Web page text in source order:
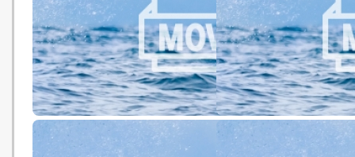
夢魘 中學生組 季軍 綠色微電影節
綠 . 啟示 中學生組 亞軍